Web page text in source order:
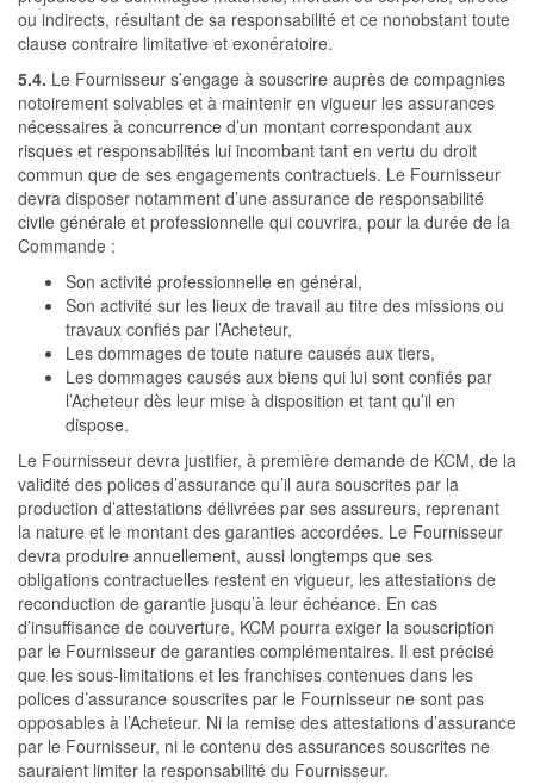
ou indirects, résultant de sa responsabilité et ce nonobstant toute
clause contraire limitative et exonératoire.
5.4. Le Fournisseur s’engage à souscrire auprès de compagnies
notoirement solvables et à maintenir en vigueur les assurances
nécessaires à concurrence d’un montant correspondant aux
risques et responsabilités lui incombant tant en vertu du droit
commun que de ses engagements contractuels. Le Fournisseur
devra disposer notamment d’une assurance de responsabilité
civile générale et professionnelle qui couvrira, pour la durée de la
Commande :
Son activité professionnelle en général,
Son activité sur les lieux de travail au titre des missions ou
travaux confiés par l’Acheteur,
Les dommages de toute nature causés aux tiers,
Les dommages causés aux biens qui lui sont confiés par
l’Acheteur dès leur mise à disposition et tant qu’il en
dispose.
Le Fournisseur devra justifier, à première demande de KCM, de la
validité des polices d’assurance qu’il aura souscrites par la
production d’attestations délivrées par ses assureurs, reprenant
la nature et le montant des garanties accordées. Le Fournisseur
devra produire annuellement, aussi longtemps que ses
obligations contractuelles restent en vigueur, les attestations de
reconduction de garantie jusqu’à leur échéance. En cas
d’insuffisance de couverture, KCM pourra exiger la souscription
par le Fournisseur de garanties complémentaires. Il est précisé
que les sous-limitations et les franchises contenues dans les
polices d’assurance souscrites par le Fournisseur ne sont pas
opposables à l’Acheteur. Ni la remise des attestations d’assurance
par le Fournisseur, ni le contenu des assurances souscrites ne
sauraient limiter la responsabilité du Fournisseur.